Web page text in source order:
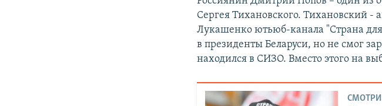
Сергея Тихановского. Тихановский -
Лукашенко ютьюб-канала "Страна
в президенты Беларуси, но не смог
находился в СИЗО. Вместо этого на